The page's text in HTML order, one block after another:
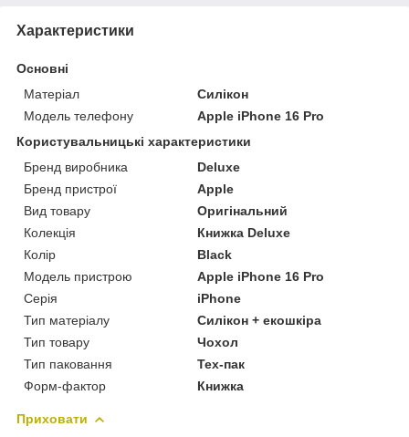
Характеристики
Основні
Матеріал
Силікон
Модель телефону
Apple iPhone 16 Pro
Користувальницькі характеристики
Бренд виробника
Deluxe
Бренд пристрої
Apple
Вид товару
Оригінальний
Колекція
Книжка Deluxe
Колір
Black
Модель пристрою
Apple iPhone 16 Pro
Серія
iPhone
Тип матеріалу
Силікон + екошкіра
Тип товару
Чохол
Тип паковання
Тех-пак
Форм-фактор
Книжка
Приховати